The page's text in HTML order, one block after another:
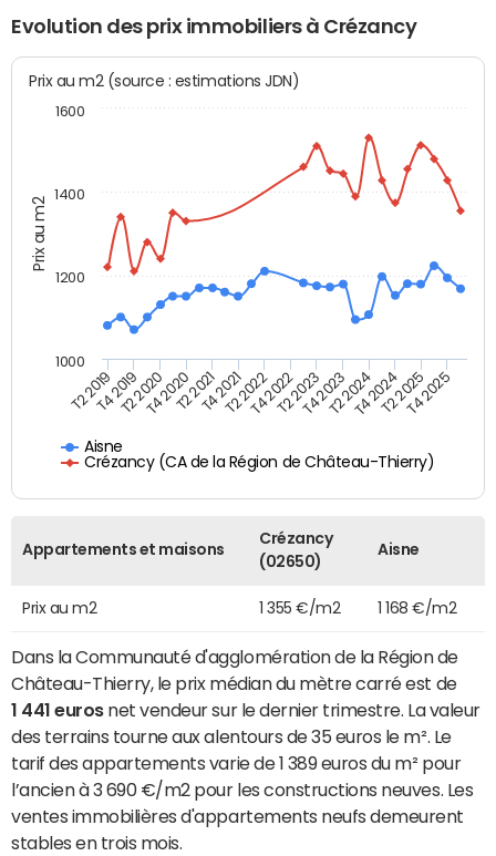
Evolution des prix immobiliers à Crézancy
Prix au m2
Prix au m2 (source : estimations JDN)
Aisne
Crézancy (CA de la Région de Château-Thierry)
T2 2019T4 2019T2 2020T4 2020T2 2021T4 2021T2 2022T4 2022T2 2023T4 2023T2 2024T4 2024T2 2025T4 2025
1000
1200
1400
1600
Appartements et maisons
Crézancy
(02650)
Aisne
Prix au m2 1 355 €/m2 1 168 €/m2
Dans la Communauté d'agglomération de la Région de
Château-Thierry, le prix médian du mètre carré est de
1 441 eurosnet vendeur sur le dernier trimestre. La valeur
des terrains tourne aux alentours de 35 euros le m². Le
tarif des appartements varie de 1 389 euros du m² pour
l’ancien à 3 690 €/m2 pour les constructions neuves. Les
ventes immobilières d'appartements neufs demeurent
stables en trois mois.